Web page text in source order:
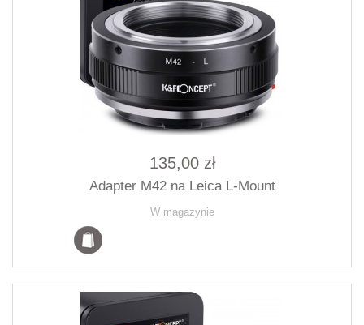
135,00 zł
Adapter M42 na Leica L-Mount
W magazynie